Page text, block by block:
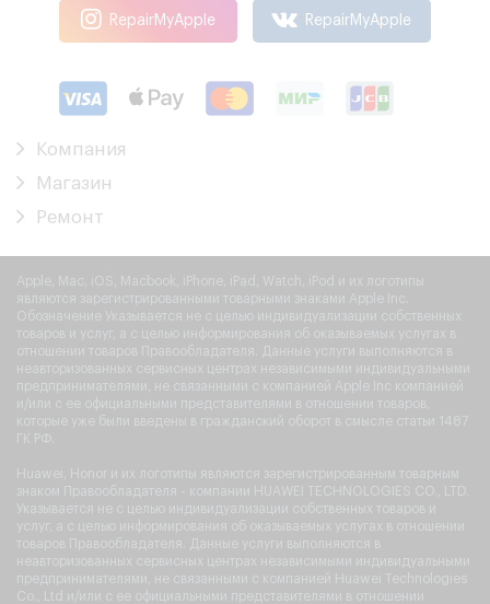
RepairMyApple RepairMyApple
Компания
Магазин
Ремонт
Apple, Mac, iOS, Macbook, iPhone, iPad, Watch, iPod и их логотипы
являются зарегистрированными товарными знаками Apple Inc.
Обозначение Указывается не с целью индивидуализации собственных
товаров и услуг, а с целью информирования об оказываемых услугах в
отношении товаров Правообладателя. Данные услуги выполняются в
неавторизованных сервисных центрах независимыми индивидуальными
предпринимателями, не связанными с компанией Apple Inc компанией
и/или с ее официальными представителями в отношении товаров,
которые уже были введены в гражданский оборот в смысле статьи 1487
ГК РФ.
Huawei, Honor и их логотипы являются зарегистрированным товарным
знаком Правообладателя - компании HUAWEI TECHNOLOGIES CO., LTD.
Указывается не с целью индивидуализации собственных товаров и
услуг, а с целью информирования об оказываемых услугах в отношении
товаров Правообладателя. Данные услуги выполняются в
неавторизованных сервисных центрах независимыми индивидуальными
предпринимателями, не связанными с компанией Huawei Technologies
Co., Ltd и/или с ее официальными представителями в отношении